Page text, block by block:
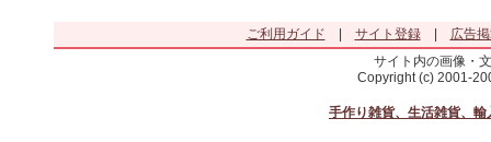
ご利用ガイド サイト登録|
広告
サイト内の画像・
Copyright (c) 2001-
手作り雑貨、生活雑貨、